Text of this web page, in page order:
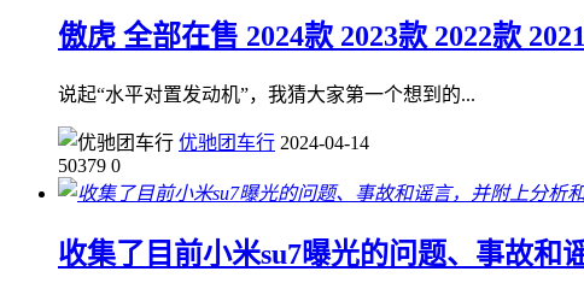
傲虎 全部在售 2024款 2023款 2022款
说起“水平对置发动机”，我猜大家第一个想到的...
优驰团车行 2024-04-14
50379 0
收集了目前小米su7曝光的问题、事故和